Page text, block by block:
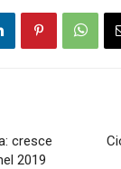
cresce
2019